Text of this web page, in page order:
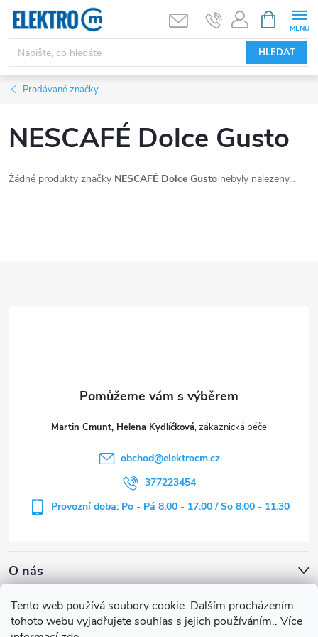
Tento web používá soubory cookie. Dalším procházením
tohoto webu vyjadřujete souhlas s jejich používáním.. Více
Přejít
obsah
HLEDAT
NÁKUPNÍ
KOŠÍK
Prodávané značky
NESCAFÉ Dolce Gusto
Žádné produkty značky NESCAFÉ Dolce Gusto nebyly nalezeny...
O nás
Martin Cmunt, Helena Kydlíčková
obchod@elektrocm.cz
377223454
Provozní doba: Po - Pá 8:00 - 17:00 / So 8:00 - 11:30